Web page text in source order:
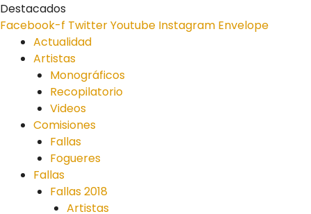
Destacados
Facebook-f TwitterYoutube Instagram Envelope
Actualidad
Artistas
Monográficos
Recopilatorio
Videos
Comisiones
Fallas
Fogueres
Fallas
Fallas 2018
Artistas